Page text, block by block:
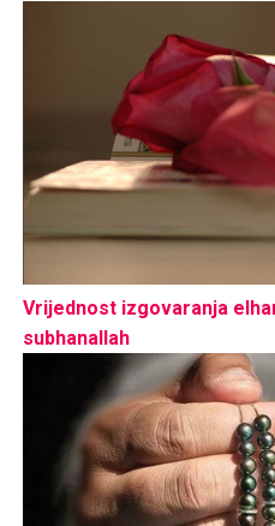
Vrijednost izgovaranja
subhanallah